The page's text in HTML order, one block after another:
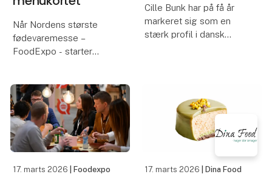
Når Nordens største
fødevaremesse –
FoodExpo - starter
Dagrofa Foodservice
med ambitionen om at
sætte madnørderi og
inspiration til
professionelle køkkener
Cille Bunk har på få år
markeret sig som en
stærk profil i dansk
samtidig er hun en del af
kokkelandsholdet frem
mod VM i 202
17. marts 2026 | Foodexpo 17. marts 2026 | Dina Food